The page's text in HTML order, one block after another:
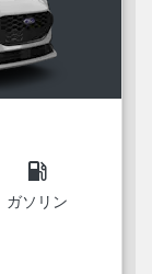
local_gas_station
ガソリン